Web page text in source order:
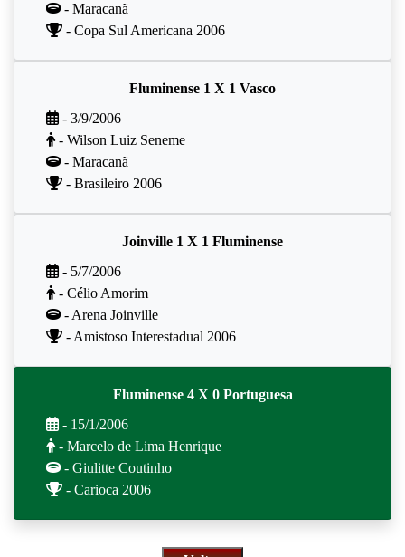
- Maracanã
- Copa Sul Americana 2006
Fluminense 1 X 1 Vasco
- 3/9/2006
- Wilson Luiz Seneme
- Maracanã
- Brasileiro 2006
Joinville 1 X 1 Fluminense
- 5/7/2006
- Célio Amorim
- Arena Joinville
- Amistoso Interestadual 2006
Fluminense 4 X 0 Portuguesa
- 15/1/2006
- Marcelo de Lima Henrique
- Giulitte Coutinho
- Carioca 2006